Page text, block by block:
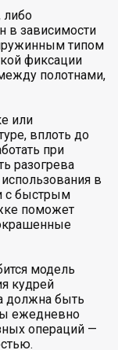
либо
в зависимости
типом
фиксации
полотнами,
или
вплоть до
при
разогрева
в
с быстрым
поможет
модель
кудрей
должна быть
ежедневно
операций —